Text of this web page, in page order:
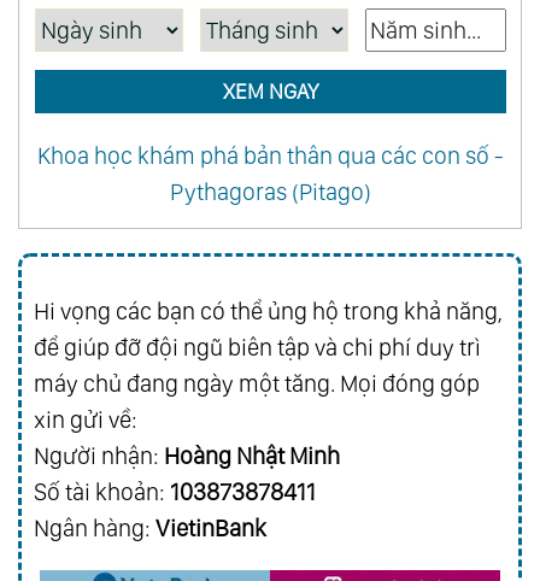
XEM NGAY
Khoa học khám phá bản thân qua các con số -
Pythagoras (Pitago)
Hi vọng các bạn có thể ủng hộ trong khả năng,
để giúp đỡ đội ngũ biên tập và chi phí duy trì
máy chủ đang ngày một tăng. Mọi đóng góp
xin gửi về:
Người nhận: Hoàng Nhật Minh
Số tài khoản: 103873878411
Ngân hàng: VietinBank